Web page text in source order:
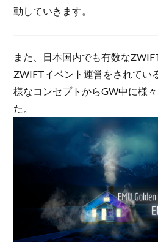
動していきます。
また、日本国内でも有数な
ZWIFTイベント運営をされてい
様なコンセプトからGW中に様
た。